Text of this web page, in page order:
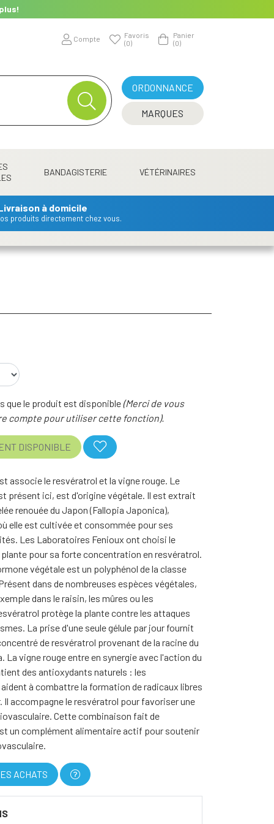
Compte
Favoris
(0)
Panier
(0)
ORDONNANCE
MARQUES
BANDAGISTERIE VÉTÉRINAIRES
à domicile
produits directement chez vous.
que le produit est disponible(Merci de vous
compte pour utiliser cette fonction).
DISPONIBLE
associe le resvératrol et la vigne rouge. Le
présent ici, est d'origine végétale. Il est extrait
renouée du Japon (Fallopia Japonica),
elle est cultivée et consommée pour ses
Les Laboratoires Fenioux ont choisi le
pour sa forte concentration en resvératrol.
végétale est un polyphénol de la classe
dans de nombreuses espèces végétales,
dans le raisin, les mûres ou les
protège la plante contre les attaques
La prise d'une seule gélule par jour fournit
de resvératrol provenant de la racine du
La vigne rouge entre en synergie avec l'action du
des antioxydants naturels : les
à combattre la formation de radicaux libres
Il accompagne le resvératrol pour favoriser une
Cette combinaison fait de
un complément alimentaire actif pour soutenir
ACHATS